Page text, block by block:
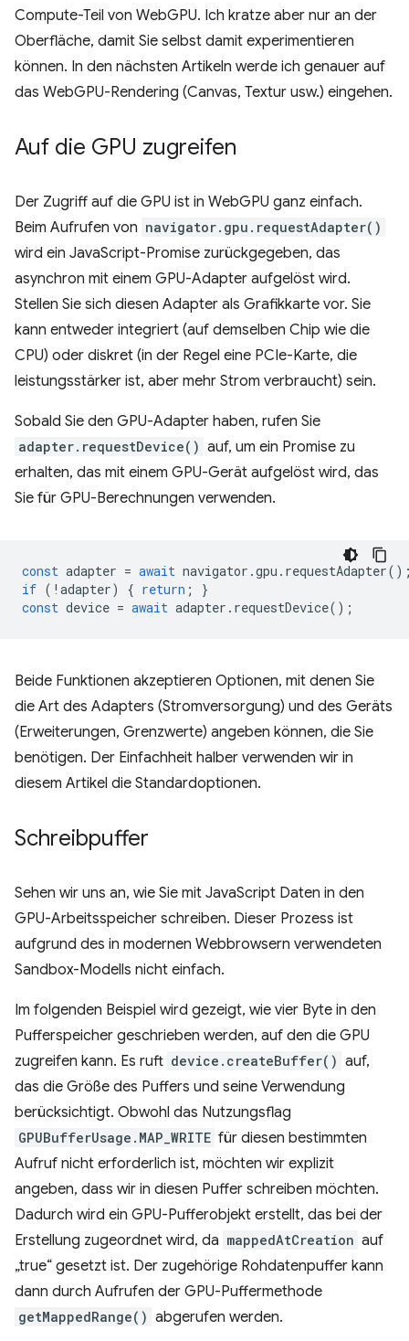
Compute-Teil von WebGPU. Ich kratze aber nur an der
Oberfläche, damit Sie selbst damit experimentieren
können. In den nächsten Artikeln werde ich genauer auf
das WebGPU-Rendering (Canvas, Textur usw.) eingehen.
Auf die GPU zugreifen
Der Zugriff auf die GPU ist in WebGPU ganz einfach.
Beim Aufrufen von navigator.gpu.requestAdapter()
wird ein JavaScript-Promise zurückgegeben, das
asynchron mit einem GPU-Adapter aufgelöst wird.
Stellen Sie sich diesen Adapter als Grafikkarte vor. Sie
kann entweder integriert (auf demselben Chip wie die
CPU) oder diskret (in der Regel eine PCIe-Karte, die
leistungsstärker ist, aber mehr Strom verbraucht) sein.
Sobald Sie den GPU-Adapter haben, rufen Sie
adapter.requestDevice() auf, um ein Promise zu
erhalten, das mit einem GPU-Gerät aufgelöst wird, das
Sie für GPU-Berechnungen verwenden.
const adapter = await navigator .gpu . requestAdapter
if ( ! adapter) { return ;
}
const device = await adapter . requestDevice();
Beide Funktionen akzeptieren Optionen, mit denen Sie
die Art des Adapters (Stromversorgung) und des Geräts
(Erweiterungen, Grenzwerte) angeben können, die Sie
benötigen. Der Einfachheit halber verwenden wir in
diesem Artikel die Standardoptionen.
Schreibpuffer
Sehen wir uns an, wie Sie mit JavaScript Daten in den
GPU-Arbeitsspeicher schreiben. Dieser Prozess ist
aufgrund des in modernen Webbrowsern verwendeten
Sandbox-Modells nicht einfach.
Im folgenden Beispiel wird gezeigt, wie vier Byte in den
Pufferspeicher geschrieben werden, auf den die GPU
zugreifen kann. Es ruft device.createBuffer() auf,
das die Größe des Puffers und seine Verwendung
berücksichtigt. Obwohl das Nutzungsflag
GPUBufferUsage.MAP_WRITE für diesen bestimmten
Aufruf nicht erforderlich ist, möchten wir explizit
angeben, dass wir in diesen Puffer schreiben möchten.
Dadurch wird ein GPU-Pufferobjekt erstellt, das bei der
Erstellung zugeordnet wird, da mappedAtCreation auf
„true“ gesetzt ist. Der zugehörige Rohdatenpuffer kann
dann durch Aufrufen der GPU-Puffermethode
getMappedRange() abgerufen werden.